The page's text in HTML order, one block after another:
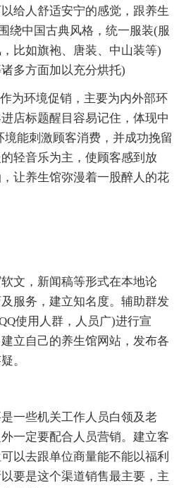
给人舒适安宁的感觉，跟养生
绕中国古典风格，统一服装(服
比如旗袍、唐装、中山装等)
多方面加以充分烘托)
为环境促销，主要为内外部环
店标题醒目容易记住，体现中
能刺激顾客消费，并成功挽留
轻音乐为主，使顾客感到放
让养生馆弥漫着一股醉人的花
文，新闻稿等形式在本地论
服务，建立知名度。辅助群发
使用人群，人员广)进行宣
立自己的养生馆网站，发布各
。
一些机关工作人员白领及老
一定要配合人员营销。建立客
以去跟单位商量能不能以福利
要是这个渠道销售最主要，主